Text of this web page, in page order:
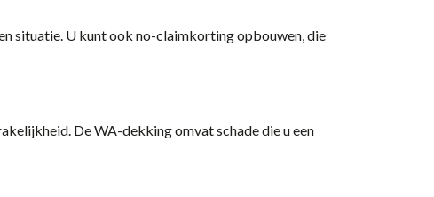
situatie. U kunt ook no-claimkorting opbouwen, die
De WA-dekking omvat schade die u een